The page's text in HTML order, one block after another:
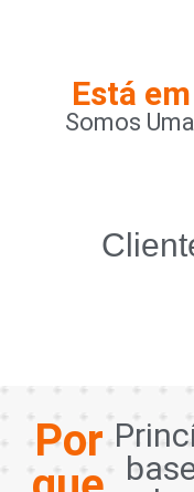
Está
Somos
Por